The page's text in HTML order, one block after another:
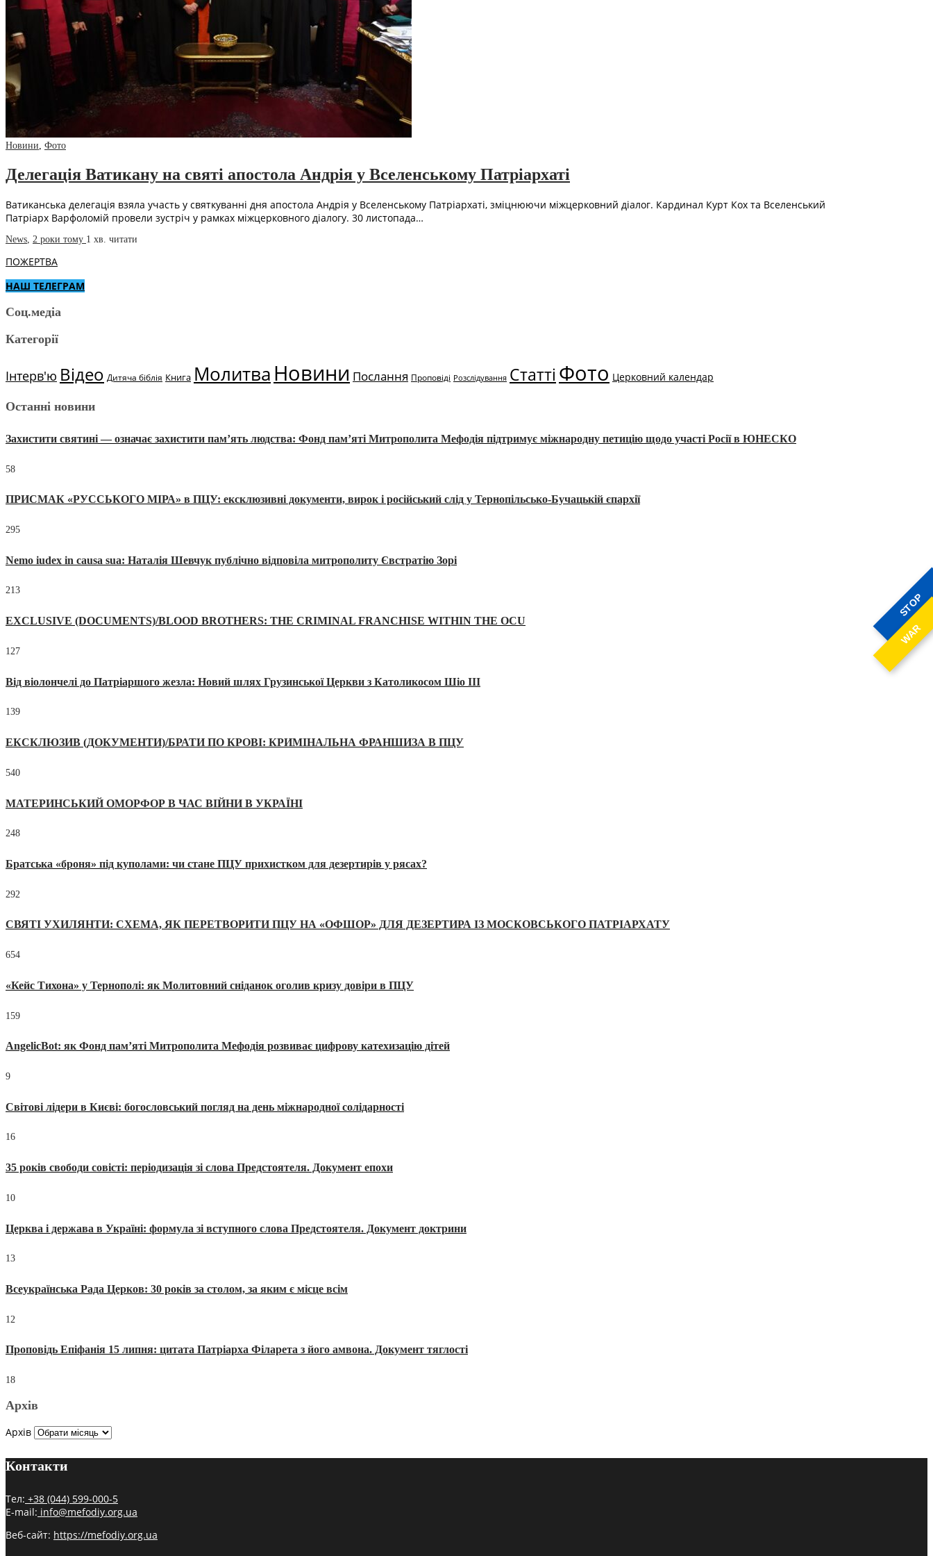
STOP
WAR
Новини, Фото
Делегація Ватикану на святі апостола Андрія у Вселенському Патріархаті
Ватиканська делегація взяла участь у святкуванні дня апостола Андрія у Вселенському Патріархаті, зміцнюючи міжцерковний діалог. Кардинал Курт Кох та Вселенський
Патріарх Варфоломій провели зустріч у рамках міжцерковного діалогу. 30 листопада…
News, 2 роки тому 1 хв. читати
ПОЖЕРТВА
НАШ ТЕЛЕГРАМ
Соц.медіа
Категорії
Інтерв'ю Відео Дитяча біблія Книга МолитваНовини Послання Проповіді Розслідування Статті Фото Церковний календар
Останні новини
Захистити святині — означає захистити пам’ять людства: Фонд пам’яті Митрополита Мефодія підтримує міжнародну петицію щодо участі Росії в ЮНЕСКО
58
ПРИСМАК «РУССЬКОГО МІРА» в ПЦУ: ексклюзивні документи, вирок і російський слід у Тернопільсько-Бучацькій єпархії
295
Nemo iudex in causa sua: Наталія Шевчук публічно відповіла митрополиту Євстратію Зорі
213
EXCLUSIVE (DOCUMENTS)/BLOOD BROTHERS: THE CRIMINAL FRANCHISE WITHIN THE OCU
127
Від віолончелі до Патріаршого жезла: Новий шлях Грузинської Церкви з Католикосом Шіо III
139
ЕКСКЛЮЗИВ (ДОКУМЕНТИ)/БРАТИ ПО КРОВІ: КРИМІНАЛЬНА ФРАНШИЗА В ПЦУ
540
МАТЕРИНСЬКИЙ ОМОРФОР В ЧАС ВІЙНИ В УКРАЇНІ
248
Братська «броня» під куполами: чи стане ПЦУ прихистком для дезертирів у рясах?
292
СВЯТІ УХИЛЯНТИ: СХЕМА, ЯК ПЕРЕТВОРИТИ ПЦУ НА «ОФШОР» ДЛЯ ДЕЗЕРТИРА ІЗ МОСКОВСЬКОГО ПАТРІАРХАТУ
654
«Кейс Тихона» у Тернополі: як Молитовний сніданок оголив кризу довіри в ПЦУ
159
AngelicBot: як Фонд пам’яті Митрополита Мефодія розвиває цифрову катехизацію дітей
9
Світові лідери в Києві: богословський погляд на день міжнародної солідарності
16
35 років свободи совісті: періодизація зі слова Предстоятеля. Документ епохи
10
Церква і держава в Україні: формула зі вступного слова Предстоятеля. Документ доктрини
13
Всеукраїнська Рада Церков: 30 років за столом, за яким є місце всім
12
Проповідь Епіфанія 15 липня: цитата Патріарха Філарета з його амвона. Документ тяглості
18
Архів
Архів
Контакти
Тел: +38 (044) 599-000-5
E-mail: info@mefodiy.org.ua
Веб-сайт: https://mefodiy.org.ua